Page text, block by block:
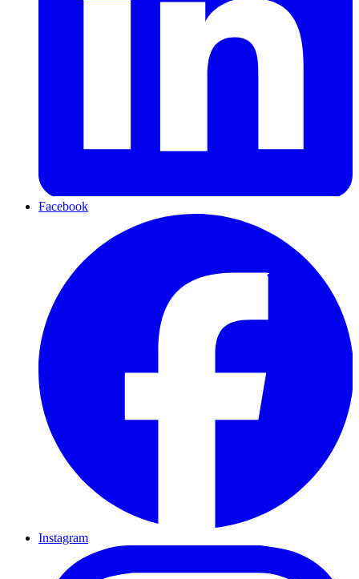
Facebook
Instagram